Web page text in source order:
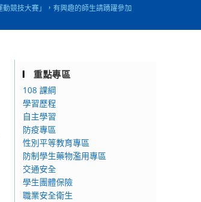
競技大賽」，有興趣的師生請踴躍參加
重點專區
108 課綱
學習歷程
自主學習
防疫專區
性別平等教育專區
防制學生藥物濫用專區
交通安全
學生團體保險
職業安全衛生